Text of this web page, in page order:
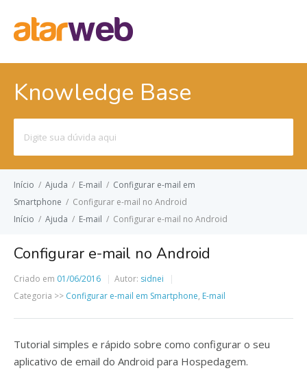
Knowledge Base
por:
Início / Ajuda / E-mail / Configurar e-mail em
Smartphone / Configurar e-mail no Android
Início / Ajuda / E-mail / Configurar e-mail no Android
Configurar e-mail no Android
Criado em 01/06/2016 Autor: sidnei
Categoria >> Configurar e-mail em Smartphone, E-mail
Tutorial simples e rápido sobre como configurar o seu
aplicativo de email do Android para Hospedagem.